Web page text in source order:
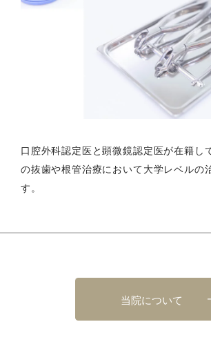
口腔外科認定医と顕微鏡認定医が在籍し
の抜歯や根管治療において大学レベルの
す。
当院について